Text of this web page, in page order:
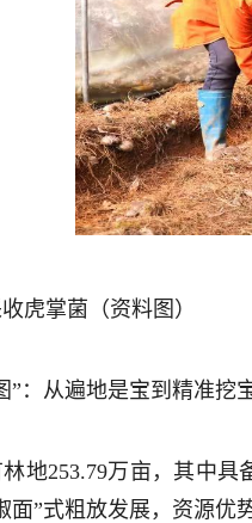
虎掌菌（资料图）
”：从遍地是宝到精准挖
地253.79万亩，其中
面”式粗放发展，资源优